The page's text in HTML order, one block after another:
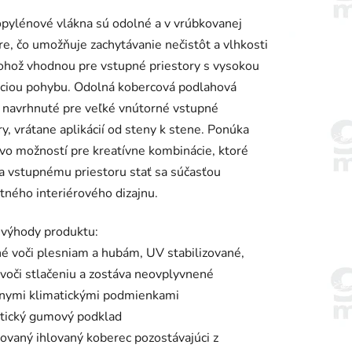
vlákna sú odolné a v vrúbkovanej
čo umožňuje zachytávanie nečistôt a vlhkosti
vhodnou pre vstupné priestory s vysokou
pohybu. Odolná kobercová podlahová
pre veľké vnútorné vstupné
vrátane aplikácií od steny k stene. Ponúka
možností pre kreatívne kombinácie, ktoré
vstupnému priestoru stať sa súčasťou
interiérového dizajnu.
produktu:
voči plesniam a hubám, UV stabilizované,
stlačeniu a zostáva neovplyvnené
klimatickými podmienkami
gumový podklad
ihlovaný koberec pozostávajúci z